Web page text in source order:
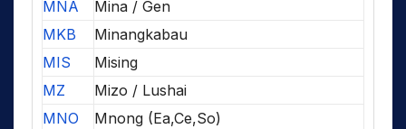
MNA
Mina / Gen
MKB
Minangkabau
MIS
Mising
MZ
Mizo / Lushai
MNO
Mnong (Ea,Ce,So)